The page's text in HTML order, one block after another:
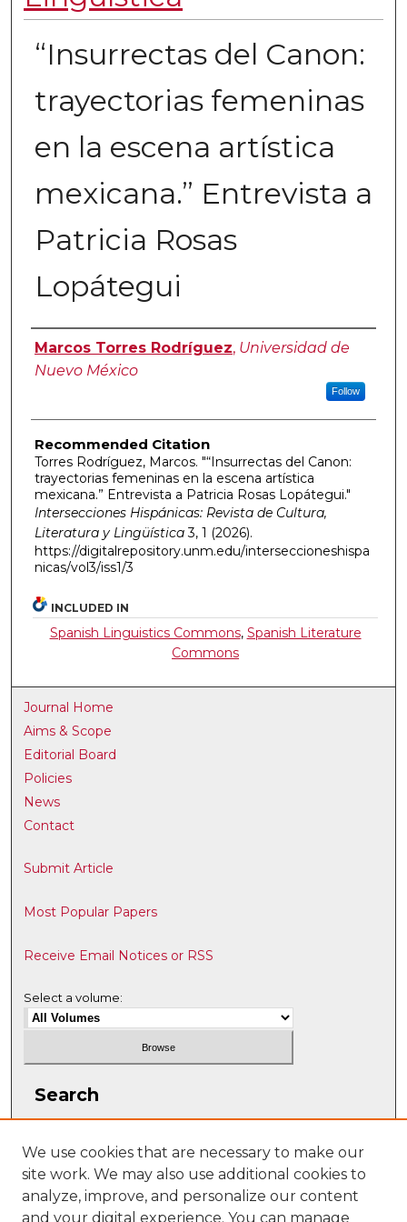
“Insurrectas del Canon:
trayectorias femeninas
en la escena artística
mexicana.” Entrevista a
Patricia Rosas
Lopátegui
Authors
Marcos Torres Rodríguez, Universidad de
Nuevo México
Follow
Recommended Citation
Torres Rodríguez, Marcos. "“Insurrectas del Canon:
trayectorias femeninas en la escena artística
mexicana.” Entrevista a Patricia Rosas Lopátegui."
Intersecciones Hispánicas: Revista de Cultura,
Literatura y Lingüística3, 1 (2026).
https://digitalrepository.unm.edu/interseccioneshispa
nicas/vol3/iss1/3
INCLUDED IN
Spanish Linguistics Commons, Spanish Literature
Commons
Journal Home
Aims & Scope
Editorial Board
Policies
News
Contact
Submit Article
Most Popular Papers
Receive Email Notices or RSS
Select a volume:
Search
We use cookies that are necessary to make our
site work. We may also use additional cookies to
analyze, improve, and personalize our content
and your digital experience. You can manage